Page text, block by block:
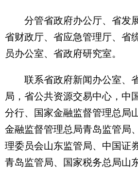
分管省政府办公厅、省发展
省财政厅、省应急管理厅、省
员办公室、省政府研究室。
联系省政府新闻办公室、
局，省公共资源交易中心，中
分行、国家金融监督管理总局
金融监督管理总局青岛监管局
理委员会山东监管局、中国证
青岛监管局、国家税务总局山